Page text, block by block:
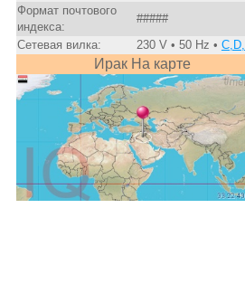
Формат почтового
индекса:
#####
Сетевая вилка:
230 V • 50 Hz •
Ирак На карте